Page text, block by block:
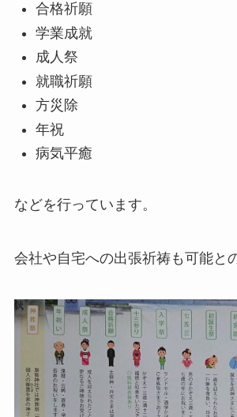
合格祈願
学業成就
成人祭
就職祈願
方災除
年祝
病気平癒
などを行っています。
会社や自宅への出張祈祷も可能と